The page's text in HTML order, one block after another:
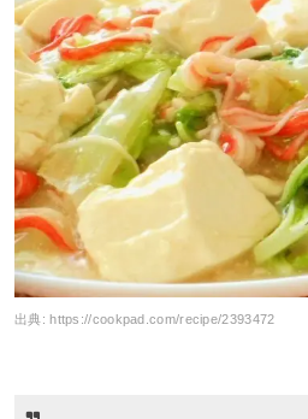
出典: https://cookpad.com/recipe/2393472